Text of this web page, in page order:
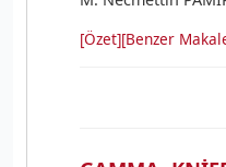
[Özet][Benzer